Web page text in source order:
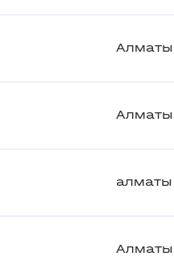
Алматы
Алматы
алматы
Алматы